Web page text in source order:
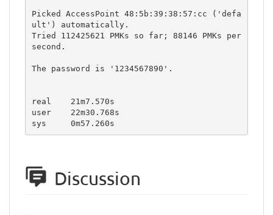
Picked AccessPoint 48:5b:39:38:57:cc ('defa
ult') automatically.
Tried 112425621 PMKs so far; 88146 PMKs per
second.
The password is '1234567890'.
real    21m7.570s
user    22m30.768s
sys     0m57.260s
Discussion